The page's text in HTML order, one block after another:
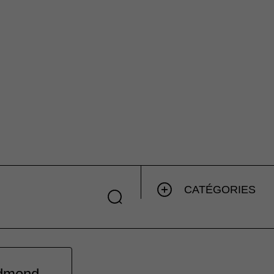
CATÉGORIES